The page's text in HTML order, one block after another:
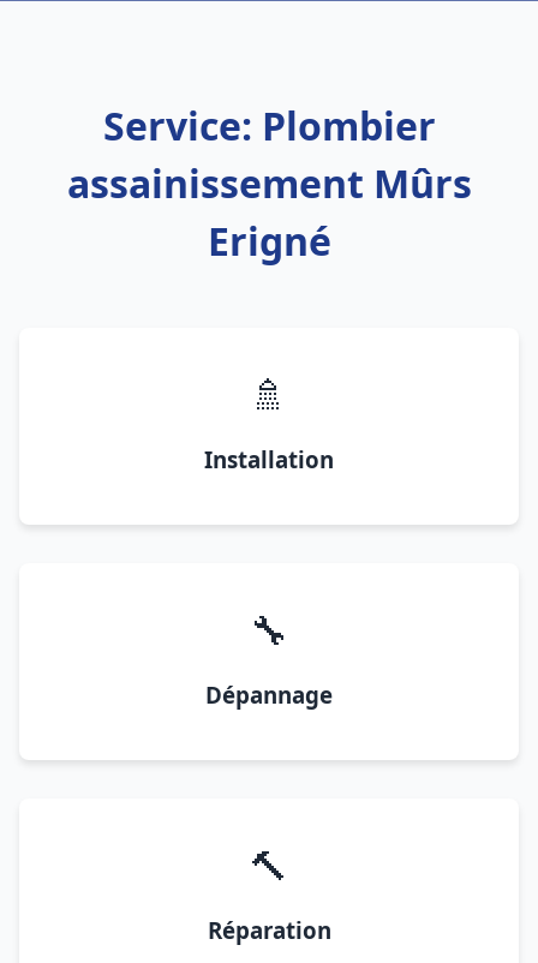
Service: Plombier
assainissement Mûrs
Erigné
🚿
Installation
🔧
Dépannage
🔨
Réparation